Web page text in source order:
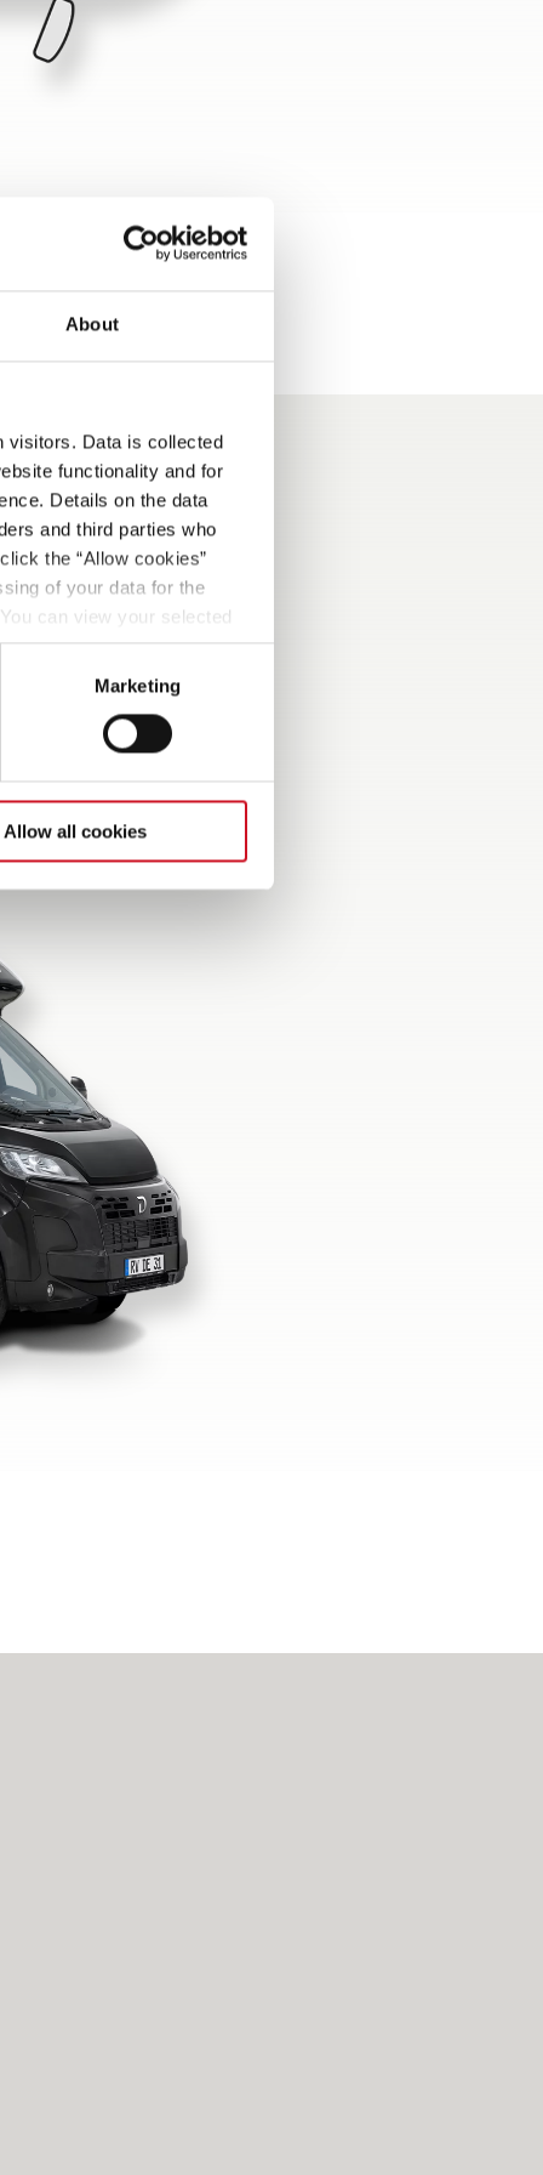
About
visitors. Data is collected
functionality and for
Details on the data
and third parties who
the “Allow cookies”
of your data for the
can view your selected
at the bottom left of
Marketing
Allow all cookies
udbygning
som